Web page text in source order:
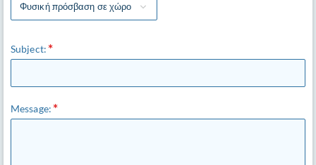
Φυσική πρόσβαση σε χώρο
Subject:
Message: